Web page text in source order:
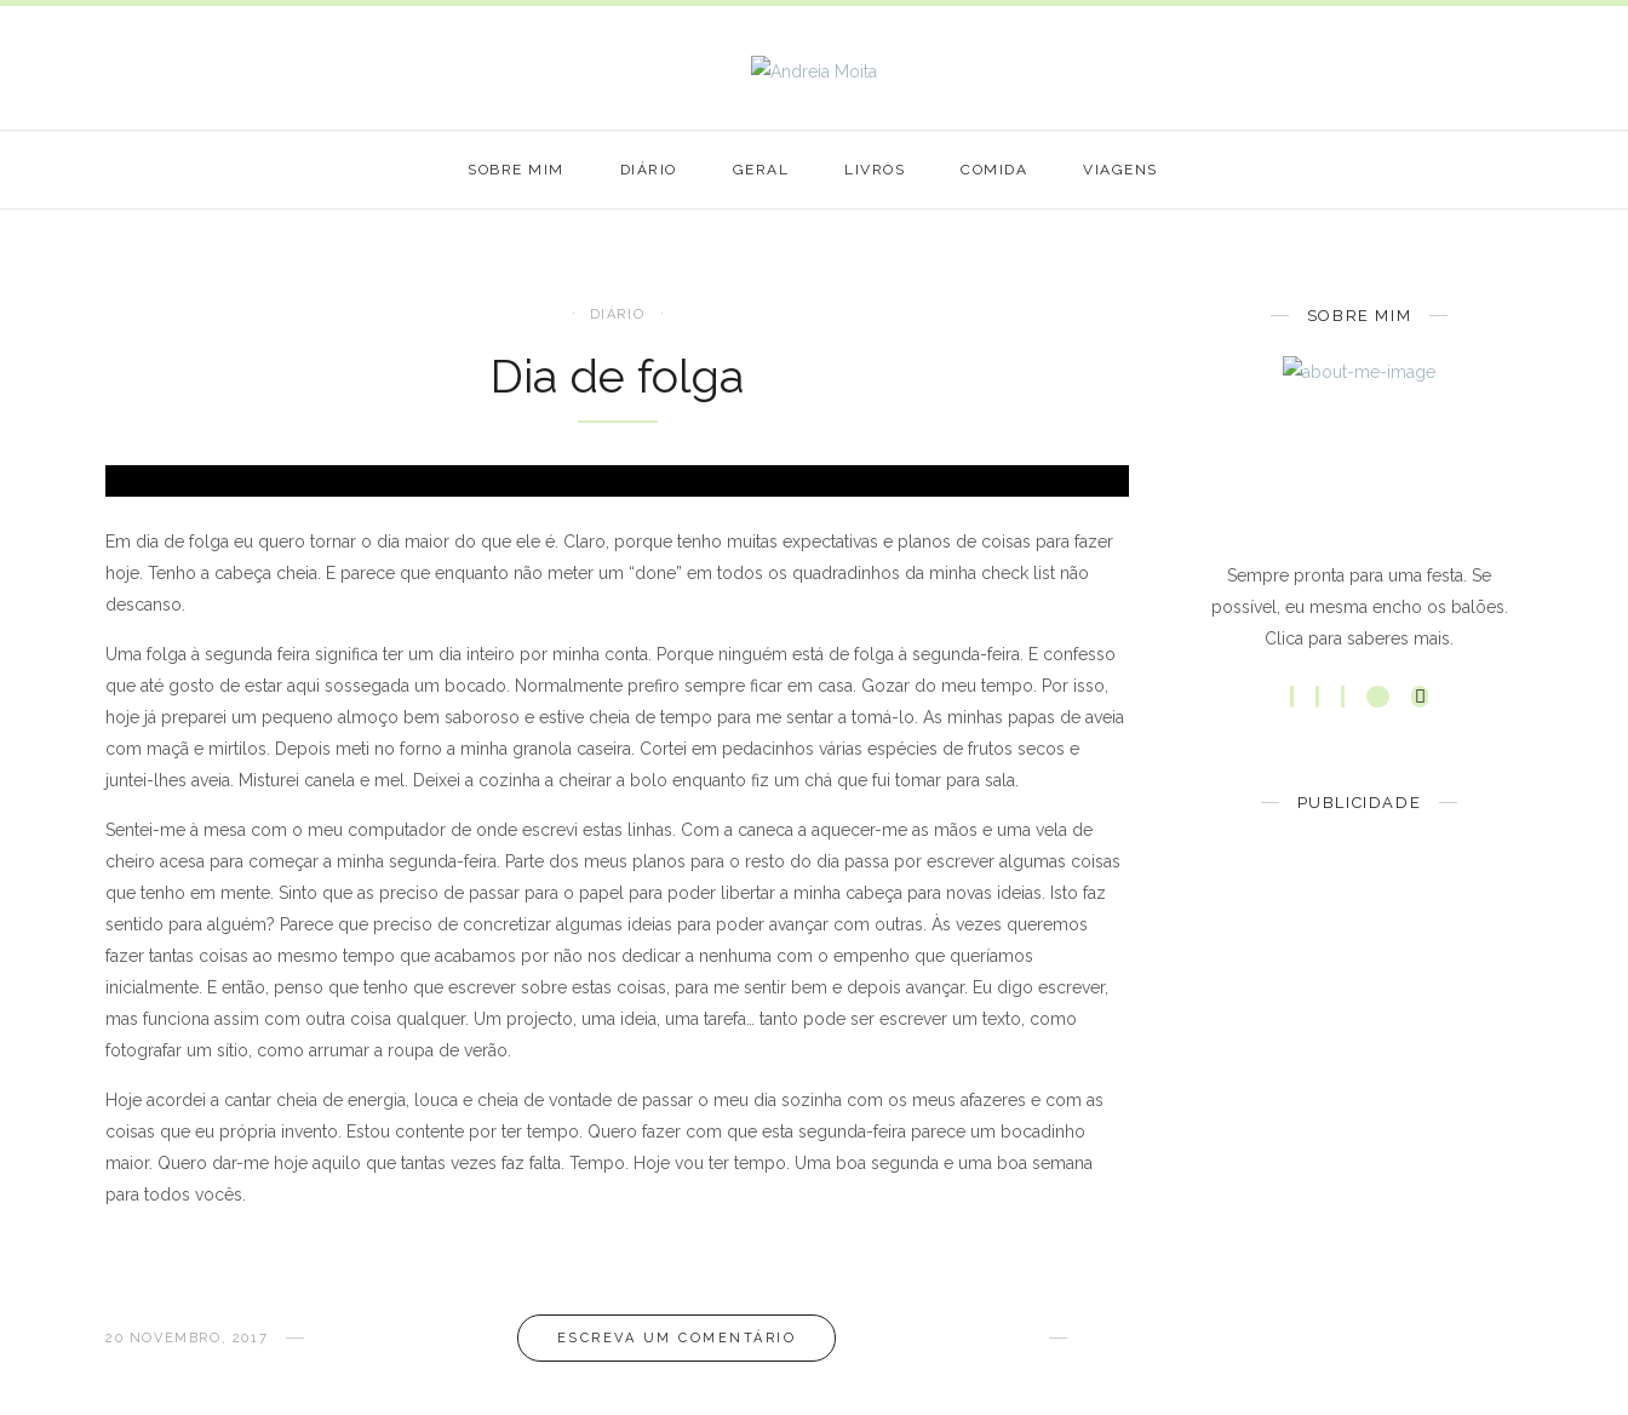
SOBRE MIM DIÁRIO GERAL LIVROS COMIDA VIAGENS
DIÁRIO
Dia de folga
Em dia de folga eu quero tornar o dia maior do que ele é. Claro, porque tenho muitas expectativas e planos de coisas para fazer
hoje. Tenho a cabeça cheia. E parece que enquanto não meter um “done” em todos os quadradinhos da minha check list não
descanso.
Uma folga à segunda feira significa ter um dia inteiro por minha conta. Porque ninguém está de folga à segunda-feira. E confesso
que até gosto de estar aqui sossegada um bocado. Normalmente prefiro sempre ficar em casa. Gozar do meu tempo. Por isso,
hoje já preparei um pequeno almoço bem saboroso e estive cheia de tempo para me sentar a tomá-lo. As minhas papas de aveia
com maçã e mirtilos. Depois meti no forno a minha granola caseira. Cortei em pedacinhos várias espécies de frutos secos e
juntei-lhes aveia. Misturei canela e mel. Deixei a cozinha a cheirar a bolo enquanto fiz um chá que fui tomar para sala.
Sentei-me à mesa com o meu computador de onde escrevi estas linhas. Com a caneca a aquecer-me as mãos e uma vela de
cheiro acesa para começar a minha segunda-feira. Parte dos meus planos para o resto do dia passa por escrever algumas coisas
que tenho em mente. Sinto que as preciso de passar para o papel para poder libertar a minha cabeça para novas ideias. Isto faz
sentido para alguém? Parece que preciso de concretizar algumas ideias para poder avançar com outras. Às vezes queremos
fazer tantas coisas ao mesmo tempo que acabamos por não nos dedicar a nenhuma com o empenho que queríamos
inicialmente. E então, penso que tenho que escrever sobre estas coisas, para me sentir bem e depois avançar. Eu digo escrever,
mas funciona assim com outra coisa qualquer. Um projecto, uma ideia, uma tarefa… tanto pode ser escrever um texto, como
fotografar um sítio, como arrumar a roupa de verão.
Hoje acordei a cantar cheia de energia, louca e cheia de vontade de passar o meu dia sozinha com os meus afazeres e com as
coisas que eu própria invento. Estou contente por ter tempo. Quero fazer com que esta segunda-feira parece um bocadinho
maior. Quero dar-me hoje aquilo que tantas vezes faz falta. Tempo. Hoje vou ter tempo. Uma boa segunda e uma boa semana
para todos vocês.
20 NOVEMBRO, 2017 ESCREVA UM COMENTÁRIO
SOBRE MIM
Sempre pronta para uma festa. Se
possível, eu mesma encho os balões.
Clica para saberes mais.
PUBLICIDADE